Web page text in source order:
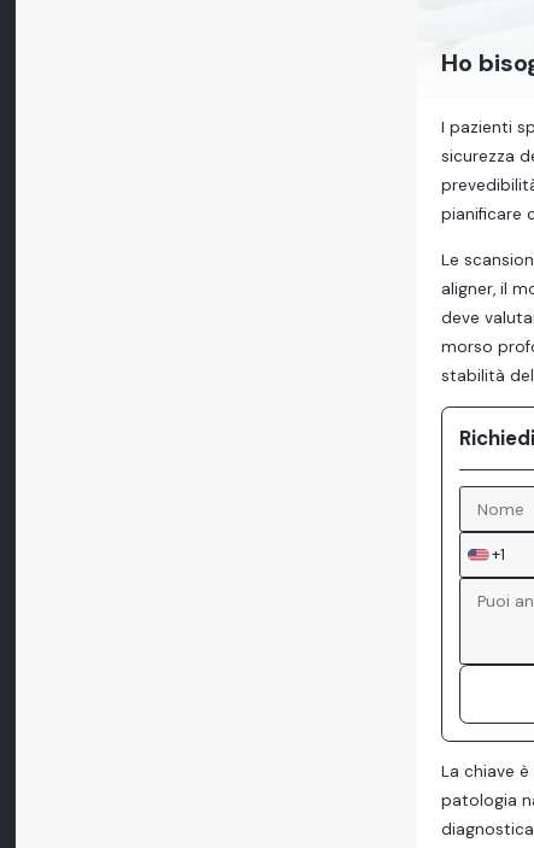
Ho
I pazienti
sicurezza
pianificare
Le
aligner, il
deve
morso
stabilità
+1
La chiave
patologia